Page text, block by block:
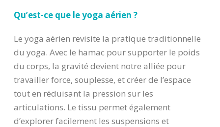
Qu’est-ce que le yoga aérien ?
Le yoga aérien revisite la pratique traditionnelle
du yoga. Avec le hamac pour supporter le poids
du corps, la gravité devient notre alliée pour
travailler force, souplesse, et créer de l’espace
tout en réduisant la pression sur les
articulations. Le tissu permet également
d’explorer facilement les suspensions et